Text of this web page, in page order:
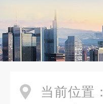
当前位置：